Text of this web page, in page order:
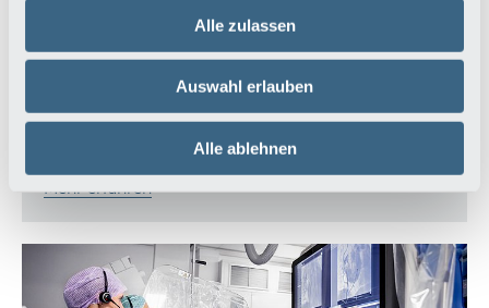
Alle zulassen
Auswahl erlauben
Alle ablehnen
Herz-Unterstützungssysteme sind die Spezialität der
Mehr erfahren